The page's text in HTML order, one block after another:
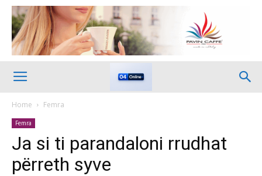
Home Femra
Femra
Ja si ti parandaloni rrudhat
përreth syve